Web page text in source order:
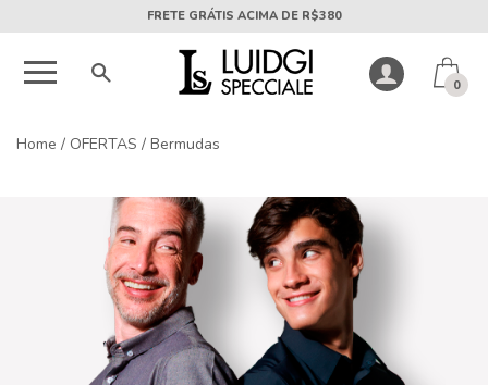
FRETE GRÁTIS ACIMA DE R$380
0
Home / OFERTAS / Bermudas